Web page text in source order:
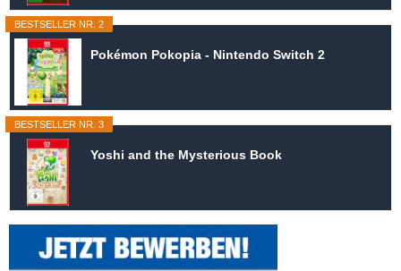
BESTSELLER NR. 2
Pokémon Pokopia - Nintendo Switch 2
BESTSELLER NR. 3
Yoshi and the Mysterious Book